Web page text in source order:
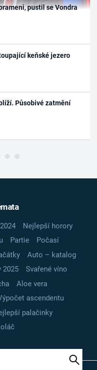
pustil se Vondra
keňské jezero
Působivé zatmění
Nejlepší horory
Partie
Počasí
Auto – katalog
2025
Svařené víno
Aloe vera
ascendentu
palačinky